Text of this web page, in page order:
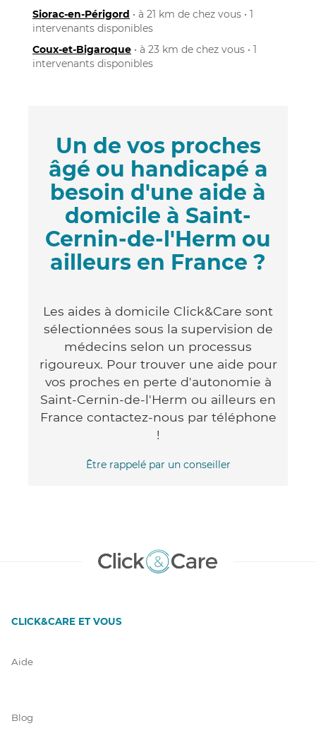
Siorac-en-Périgord • à 21 km de chez vous • 1
intervenants disponibles
Coux-et-Bigaroque • à 23 km de chez vous • 1
intervenants disponibles
Un de vos proches
âgé ou handicapé a
besoin d'une aide à
domicile à Saint-
Cernin-de-l'Herm ou
ailleurs en France ?
Les aides à domicile Click&Care sont
sélectionnées sous la supervision de
médecins selon un processus
rigoureux. Pour trouver une aide pour
vos proches en perte d'autonomie à
Saint-Cernin-de-l'Herm ou ailleurs en
France contactez-nous par téléphone
!
Être rappelé par un conseiller
CLICK&CARE ET VOUS
Aide
Blog